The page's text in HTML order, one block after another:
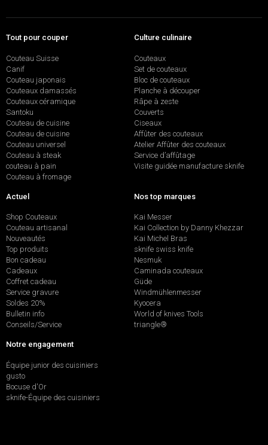
Tout pour couper
Couteau Suisse
Canif
Couteau japonais
Couteaux damassés
Couteaux céramique
Santoku
Couteau de cuisine
Couteau de cuisine
Couteau universel
Couteau à steak
couteau à pain
Couteau à fromage
Culture culinaire
Couteaux
Set de couteaux
Bloc de couteaux
Planche à découper
Râpe à zeste
Couverts
Ciseaux
Affûter des couteaux
Atelier Affûter des couteaux
Service d’affûtage
Visite guidée manufacture sknife
Actuel
Shop Couteaux
Couteau artisanal
Nouveautés
Top produits
Bon cadeau
Cadeaux
Coffret cadeau
Service gravure
Soldes 20%
Bulletin info
Conseils/Service
Nos top marques
Kai Messer
Kai Collection by Danny Khezzar
Kai Michel Bras
sknife swiss knife
Nesmuk
Caminada couteaux
Güde
Windmühlenmesser
Kyocera
World of knives Tools
triangle®
Notre engagement
Équipe junior des cuisiniers
gusto
Bocuse d'Or
sknife-Équipe des cuisiniers